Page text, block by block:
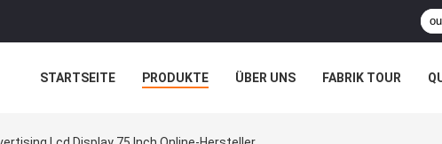
STARTSEITE PRODUKTE ÜBER UNS FABRIK TOUR